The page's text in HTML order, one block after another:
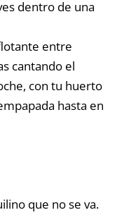
dentro de una
entre
cantando el
con tu huerto
hasta en
que no se va.